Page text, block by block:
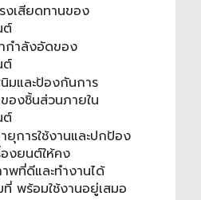
งเสียดทานของ
ต์
กำลังอัดของ
ต์
มและป้องกันการ
องชิ้นส่วนภายใน
ต์
ยุการใช้งานและปกป้อง
งยนต์ให้คง
พที่ดีและทำงานได้
ที่ พร้อมใช้งานอยู่เสมอ